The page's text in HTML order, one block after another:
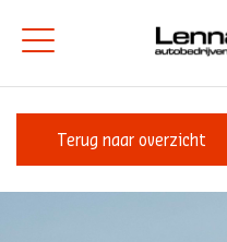
Terug naar overzicht